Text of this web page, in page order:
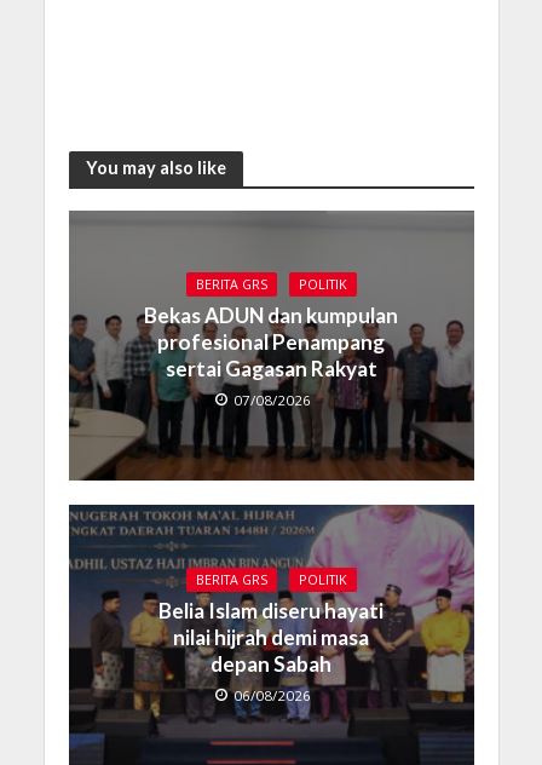
You may also like
BERITA GRS POLITIK
Bekas ADUN dan kumpulan
profesional Penampang
sertai Gagasan Rakyat
07/08/2026
BERITA GRS POLITIK
Belia Islam diseru hayati
nilai hijrah demi masa
depan Sabah
06/08/2026